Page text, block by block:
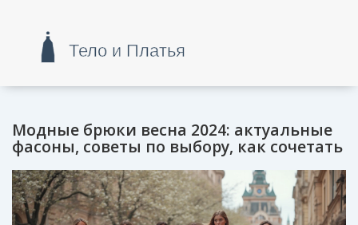
Модные брюки весна 2024: актуальные
фасоны, советы по выбору, как сочетать